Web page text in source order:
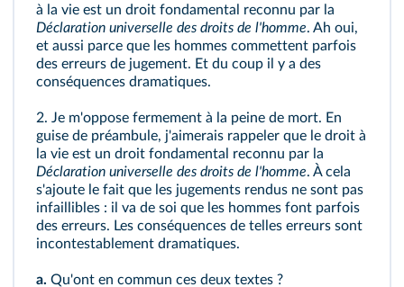
à la vie est un droit fondamental reconnu par la
Déclaration universelle des droits de l'homme. Ah oui,
et aussi parce que les hommes commettent parfois
des erreurs de jugement. Et du coup il y a des
conséquences dramatiques.
2. Je m'oppose fermement à la peine de mort. En
guise de préambule, j'aimerais rappeler que le droit à
la vie est un droit fondamental reconnu par la
Déclaration universelle des droits de l'homme. À cela
s'ajoute le fait que les jugements rendus ne sont pas
infaillibles : il va de soi que les hommes font parfois
des erreurs. Les conséquences de telles erreurs sont
incontestablement dramatiques.
a. Qu'ont en commun ces deux textes ?